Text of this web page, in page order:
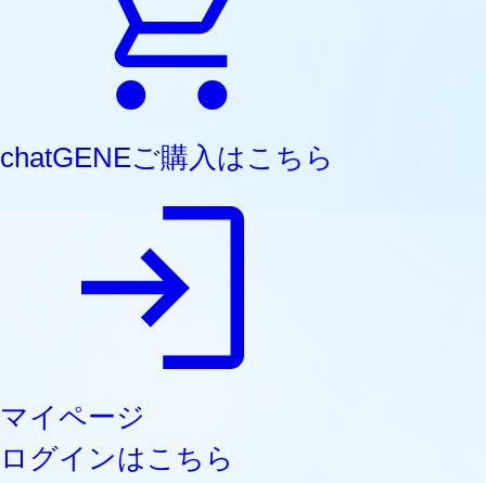
chatGENEご購入はこちら
マイページ
ログインはこちら